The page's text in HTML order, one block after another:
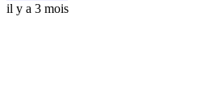
il y a 3 mois